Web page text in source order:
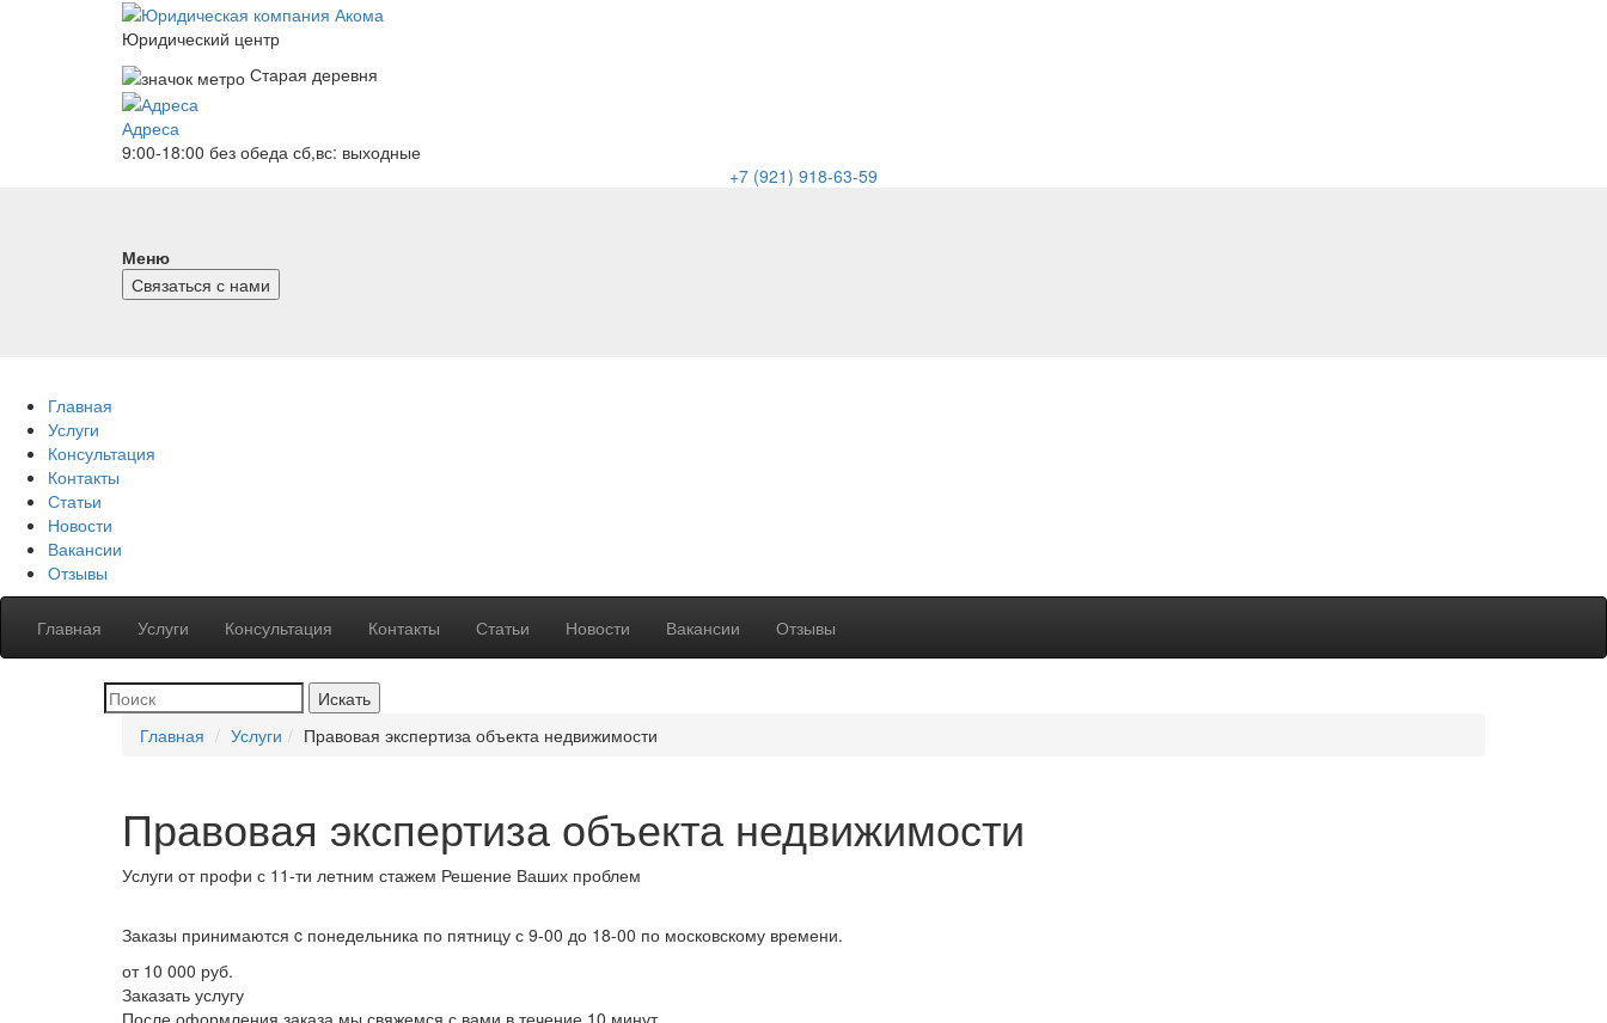
Юридический центр
Старая деревня
Адреса
9:00-18:00 без обеда сб,вс: выходные
+7 (921) 918-63-59
Меню
Связаться с нами
Главная
Услуги
Консультация
Контакты
Статьи
Новости
Вакансии
Отзывы
Главная Услуги Консультация Контакты Статьи Новости Вакансии Отзывы
Главная Услуги Правовая экспертиза объекта недвижимости
Правовая экспертиза объекта недвижимости
Услуги от профи с 11-ти летним стажем Решение Ваших проблем
Заказы принимаются c понедельника по пятницу с 9-00 до 18-00 по московскому времени.
от 10 000 руб.
Заказать услугу
После оформления заказа мы свяжемся с вами в течение 10 минут.